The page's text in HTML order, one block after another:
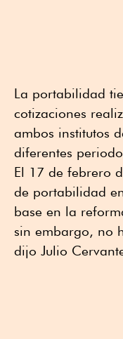
La portabilidad
cotizaciones
ambos institutos
diferentes
El 17 de febrero
de portabilidad
base en la
sin embargo, no
dijo Julio